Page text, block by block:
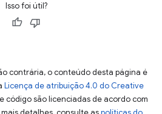
Isso foi útil?
contrária, o conteúdo desta página é
Licença de atribuição 4.0 do Creative
código são licenciadas de acordo com